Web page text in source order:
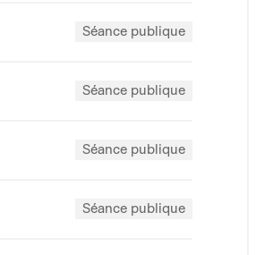
Séance publique
Séance publique
Séance publique
Séance publique